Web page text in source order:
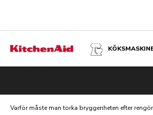
Varför måste man torka bryggenheten efter